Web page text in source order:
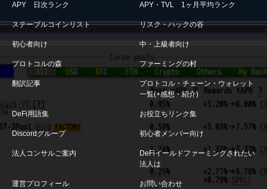
APY 日次ランク APY・TVL 1ヶ月平均ランク
ステーブルコインリスト リスク・ハックの谷
初心者向け 中・上級者向け
プロトコルの森 ファーミングの村
翻訳記事
プロトコル・チェーン・ウォレット
一覧(+感想・紹介)
DeFi用語集 お役立ちリンク集
Discordグループ 初心者メンバー向け
法人コンサルご案内
DeFiイールドファーミングされたい
法人は
運営プロフィール お問い合わせ